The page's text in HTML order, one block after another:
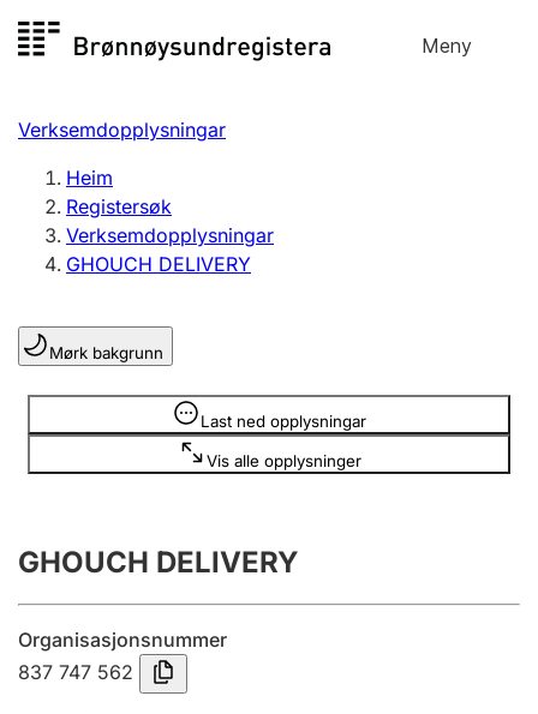
til
Meny
Registersøk
Aksjeselskap
Enkeltpersonføretak
Registrere, endre, slette
Lag og foreining
Registrere, endre, slette
Årsrekneskap
Innsending og forseinkingsgebyr
Tinglysing
Verksemdopplysningar
Heim
Registersøk
Verksemdopplysningar
GHOUCH DELIVERY
Mørk bakgrunn
Last ned opplysningar
Vis alle opplysninger
Opplysninger er skjult
GHOUCH DELIVERY
Organisasjonsnummer
837 747 562